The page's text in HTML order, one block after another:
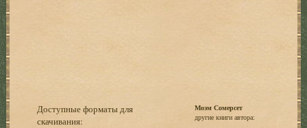
Доступные форматы для
скачивания:
Моэм Сомерсет
другие книги автора: